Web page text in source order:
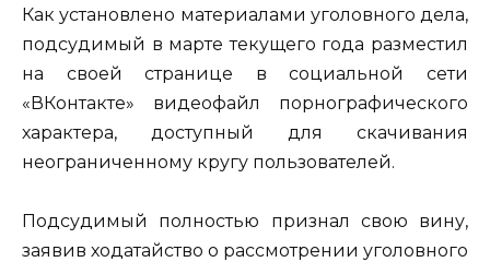
Как установлено материалами уголовного дела,
подсудимый в марте текущего года разместил
на своей странице в социальной сети
«ВКонтакте» видеофайл порнографического
характера, доступный для скачивания
неограниченному кругу пользователей.
Подсудимый полностью признал свою вину,
заявив ходатайство о рассмотрении уголовного